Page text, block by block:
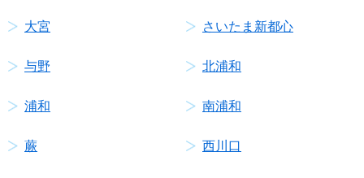
大宮 さいたま新都心
与野 北浦和
浦和 南浦和
蕨 西川口